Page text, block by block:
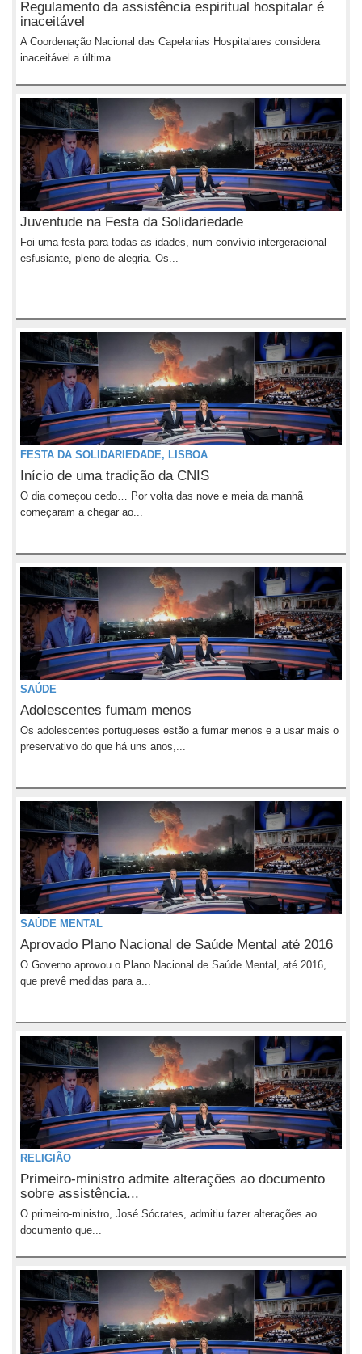
Regulamento da assistência espiritual hospitalar é
inaceitável
A Coordenação Nacional das Capelanias Hospitalares considera
inaceitável a última...
Juventude na Festa da Solidariedade
Foi uma festa para todas as idades, num convívio intergeracional
esfusiante, pleno de alegria. Os...
FESTA DA SOLIDARIEDADE, LISBOA
Início de uma tradição da CNIS
O dia começou cedo… Por volta das nove e meia da manhã
começaram a chegar ao...
SAÚDE
Adolescentes fumam menos
Os adolescentes portugueses estão a fumar menos e a usar mais o
preservativo do que há uns anos,...
SAÚDE MENTAL
Aprovado Plano Nacional de Saúde Mental até 2016
O Governo aprovou o Plano Nacional de Saúde Mental, até 2016,
que prevê medidas para a...
RELIGIÃO
Primeiro-ministro admite alterações ao documento
sobre assistência...
O primeiro-ministro, José Sócrates, admitiu fazer alterações ao
documento que...